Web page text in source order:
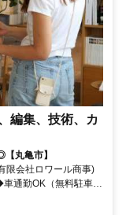
編集、技術、カ
丸亀市】
会社ロワール商事)
通勤OK（無料駐車場